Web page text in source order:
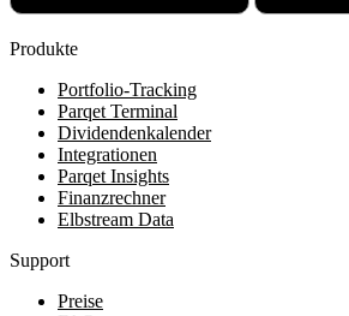
Produkte
Portfolio-Tracking
Parqet Terminal
Dividendenkalender
Integrationen
Parqet Insights
Finanzrechner
Elbstream Data
Support
Preise